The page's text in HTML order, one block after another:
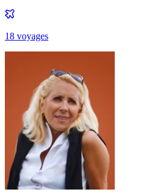
18 voyages